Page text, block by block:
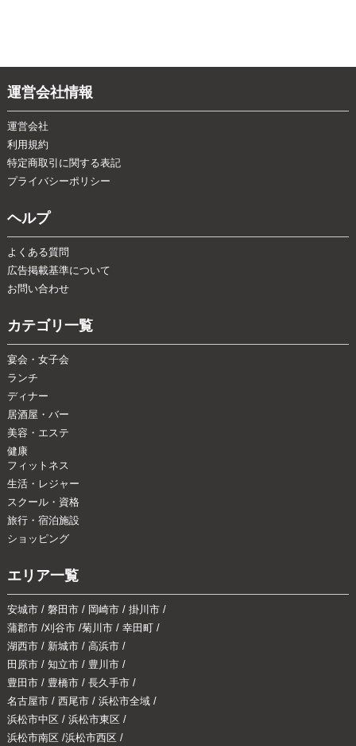
運営会社情報
運営会社
利用規約
特定商取引に関する表記
プライバシーポリシー
ヘルプ
よくある質問
広告掲載基準について
お問い合わせ
カテゴリ一覧
宴会・女子会
ランチ
ディナー
居酒屋・バー
美容・エステ
健康
フィットネス
生活・レジャー
スクール・資格
旅行・宿泊施設
ショッピング
エリア一覧
安城市/ 磐田市/ 岡崎市/ 掛川市/
蒲郡市/刈谷市/菊川市/ 幸田町/
湖西市/ 新城市/ 高浜市/
田原市/ 知立市/ 豊川市/
豊田市/ 豊橋市/ 長久手市/
名古屋市/ 西尾市/ 浜松市全域/
浜松市中区 / 浜松市東区 /
浜松市南区 /浜松市西区 /